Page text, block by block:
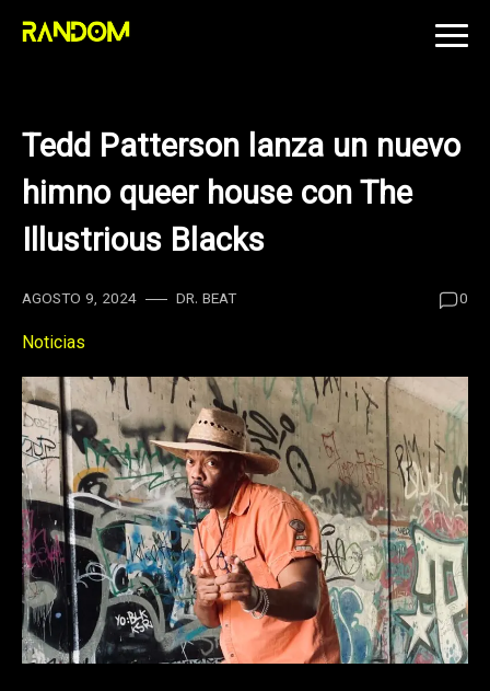
Skip
Tedd Patterson lanza un nuevo
himno queer house con The
Illustrious Blacks
AGOSTO 9, 2024 DR. BEAT 0
Noticias